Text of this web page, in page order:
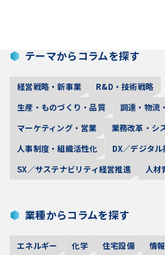
テーマからコラムを探す
経営戦略・新事業
R&D・技術戦略
生産・ものづくり・品質
調達・物流
マーケティング・営業
業務改革・シ
人事制度・組織活性化
DX／デジタ
SX／サステナビリティ経営推進
人材
業種からコラムを探す
エネルギー 化学 住宅設備 情